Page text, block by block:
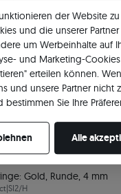
Gold, Runde, 4 mm
|SI2/H
der Website zu
und die unserer Partner
um Werbeinhalte auf
und Marketing-
erteilen können.
und unsere Partner nicht
Sie Ihre
Alle